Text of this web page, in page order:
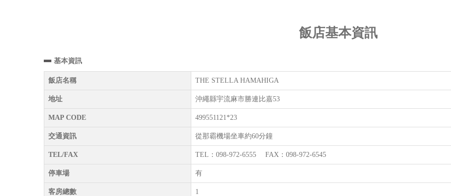
飯店基本資訊
基本資訊
飯店名稱 THE STELLA HAMAHIGA
地址 沖繩縣宇流麻市勝連比嘉53
MAP CODE 499551121*23
交通資訊 從那霸機場坐車約60分鐘
TEL/FAX TEL：098-972-6555 FAX：098-972-6545
停車場 有
客房總數 1